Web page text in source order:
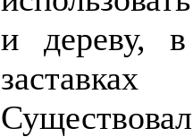
и дереву,